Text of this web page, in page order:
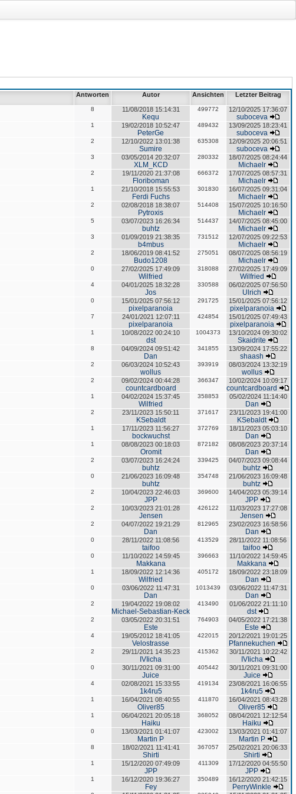
Antworten Autor Ansichten Letzter Beitrag
8 11/08/2018 15:14:31
Kequ
499772 12/10/2025 17:36:07
suboceva
1 19/02/2018 10:52:47
PeterGe
489432 13/09/2025 18:23:41
suboceva
2 12/10/2022 13:01:38
Sumire
635308 12/09/2025 20:06:51
suboceva
3 03/05/2014 20:32:07
XLM_KCD
280332 18/07/2025 08:24:44
Michaelr
2 19/11/2020 21:37:08
Floriboman
666372 17/07/2025 08:57:31
Michaelr
1 21/10/2018 15:55:53
Ferdi Fuchs
301830 16/07/2025 09:31:04
Michaelr
2 02/08/2018 18:38:07
Pytroxis
514408 15/07/2025 10:16:50
Michaelr
5 03/07/2023 16:26:34
buhtz
514437 14/07/2025 08:45:00
Michaelr
3 01/09/2019 21:38:35
b4mbus
731512 12/07/2025 09:22:53
Michaelr
2 18/06/2019 08:41:52
Budo1208
275051 08/07/2025 08:56:19
Michaelr
0 27/02/2025 17:49:09
Wilfried
318088 27/02/2025 17:49:09
Wilfried
4 04/01/2025 18:32:28
Jos
330588 06/02/2025 07:56:50
Ulrich
0 15/01/2025 07:56:12
pixelparanoia
291725 15/01/2025 07:56:12
pixelparanoia
7 24/01/2021 12:07:11
pixelparanoia
424854 15/01/2025 07:49:43
pixelparanoia
1 10/08/2022 00:24:10
dst
1004373 13/10/2024 09:30:02
Skaidrite
8 04/09/2024 09:51:42
Dan
341855 13/09/2024 17:55:22
shaash
2 06/03/2024 10:52:43
wollus
393919 08/03/2024 13:32:19
wollus
2 09/02/2024 00:44:28
countcardboard
366347 10/02/2024 10:09:17
countcardboard
1 04/02/2024 15:37:45
Wilfried
358853 05/02/2024 11:14:40
Dan
2 23/11/2023 15:50:11
KSebaldt
371617 23/11/2023 19:41:00
KSebaldt
1 17/11/2023 11:56:27
bockwuchst
372769 18/11/2023 05:03:10
Dan
1 08/08/2023 00:18:03
Oromit
872182 08/08/2023 20:37:14
Dan
2 03/07/2023 16:24:24
buhtz
339425 04/07/2023 09:08:44
buhtz
0 21/06/2023 16:09:48
buhtz
354748 21/06/2023 16:09:48
buhtz
2 10/04/2023 22:46:03
JPP
369600 14/04/2023 05:39:14
JPP
2 10/03/2023 21:01:28
Jensen
426122 11/03/2023 17:27:08
Jensen
2 04/07/2022 19:21:29
Dan
812965 23/02/2023 16:58:56
Dan
0 28/11/2022 11:08:56
taifoo
413529 28/11/2022 11:08:56
taifoo
0 11/10/2022 14:59:45
Makkana
396663 11/10/2022 14:59:45
Makkana
1 18/09/2022 12:14:36
Wilfried
405172 18/09/2022 23:18:09
Dan
0 03/06/2022 11:47:31
Dan
1013439 03/06/2022 11:47:31
Dan
2 19/04/2022 19:08:02
Michael-Sebastian-Keck
413490 01/06/2022 21:11:10
dst
2 03/05/2022 20:31:51
Este
764903 04/05/2022 17:21:38
Este
4 19/05/2012 18:41:05
Velostrasse
422015 20/12/2021 19:01:25
Pfannekuchen
2 29/11/2021 14:35:23
IVIicha
415362 30/11/2021 10:22:42
IVIicha
0 30/11/2021 09:31:00
Juice
405442 30/11/2021 09:31:00
Juice
4 02/08/2021 15:33:55
1k4ru5
419134 23/08/2021 16:06:55
1k4ru5
1 16/04/2021 08:40:55
Oliver85
411870 16/04/2021 08:43:28
Oliver85
1 06/04/2021 20:05:18
Haiku
368052 08/04/2021 12:12:54
Haiku
0 13/03/2021 01:41:07
Martin P
423002 13/03/2021 01:41:07
Martin P
8 18/02/2021 11:41:41
Shirti
367057 25/02/2021 20:06:33
Shirti
1 15/12/2020 07:49:09
JPP
411309 17/12/2020 04:55:50
JPP
1 16/12/2020 19:36:27
Fey
350489 16/12/2020 21:42:15
PerryWinkle